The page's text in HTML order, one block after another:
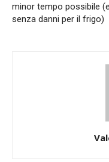
minor tempo possibile (e
senza danni per il frigo)